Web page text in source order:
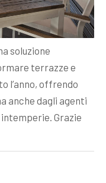
soluzione
terrazze e
l’anno, offrendo
anche dagli agenti
Grazie